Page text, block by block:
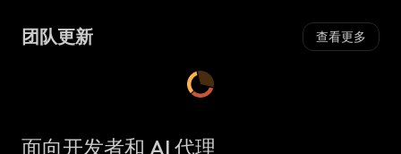
团队更新 查看更多
面向开发者和 AI 代理